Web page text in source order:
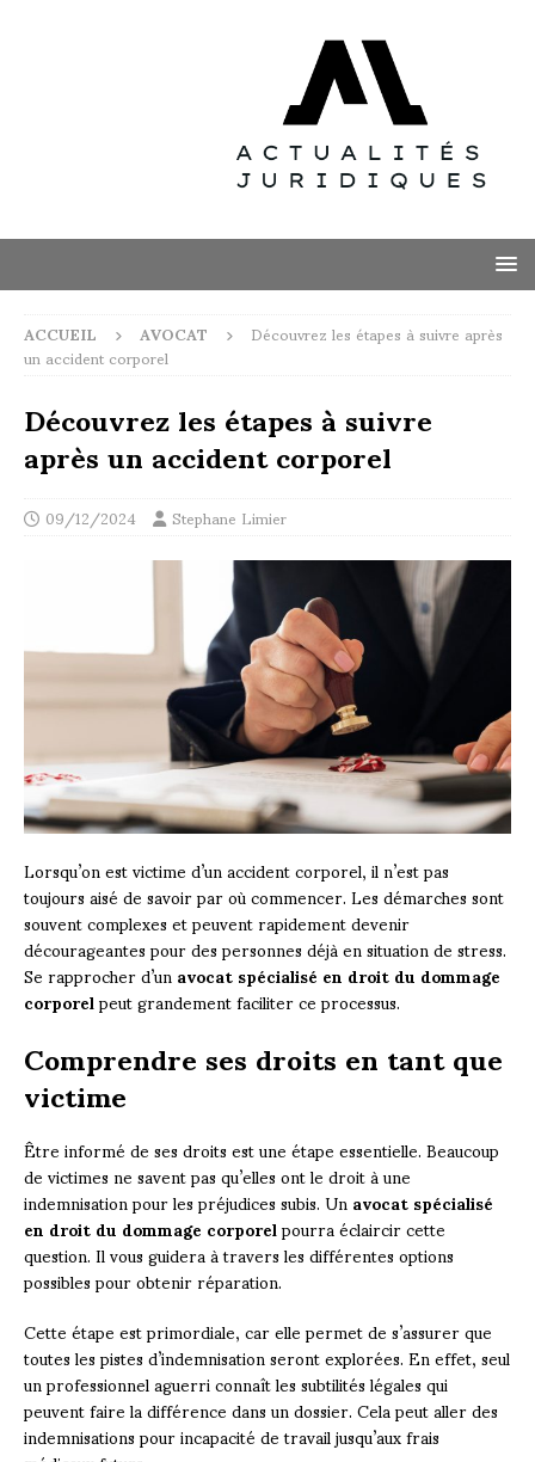
ACCUEIL AVOCAT Découvrez les étapes à suivre après
un accident corporel
Découvrez les étapes à suivre
après un accident corporel
09/12/2024 Stephane Limier
Lorsqu’on est victime d’un accident corporel, il n’est pas
toujours aisé de savoir par où commencer. Les démarches sont
souvent complexes et peuvent rapidement devenir
décourageantes pour des personnes déjà en situation de stress.
Se rapprocher d’unavocat spécialisé en droit du dommage
corporelpeut grandement faciliter ce processus.
Comprendre ses droits en tant que
victime
Être informé de ses droits est une étape essentielle. Beaucoup
de victimes ne savent pas qu’elles ont le droit à une
indemnisation pour les préjudices subis. Unavocat spécialisé
en droit du dommage corporelpourra éclaircir cette
question. Il vous guidera à travers les différentes options
possibles pour obtenir réparation.
Cette étape est primordiale, car elle permet de s’assurer que
toutes les pistes d’indemnisation seront explorées. En effet, seul
un professionnel aguerri connaît les subtilités légales qui
peuvent faire la différence dans un dossier. Cela peut aller des
indemnisations pour incapacité de travail jusqu’aux frais